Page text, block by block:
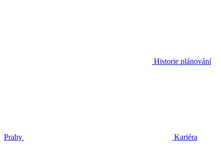
Historie plánování
Prahy Kariéra